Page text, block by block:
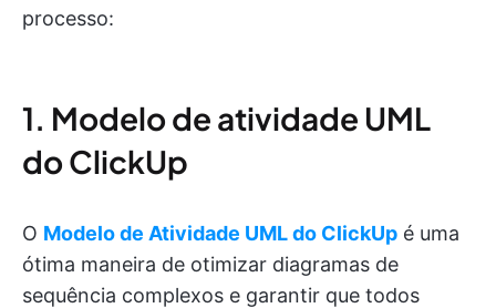
processo:
1. Modelo de atividade UML
do ClickUp
O Modelo de Atividade UML do ClickUp é uma
ótima maneira de otimizar diagramas de
sequência complexos e garantir que todos